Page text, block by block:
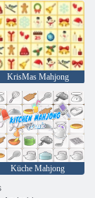
KrisMas Mahjong
Küche Mahjong